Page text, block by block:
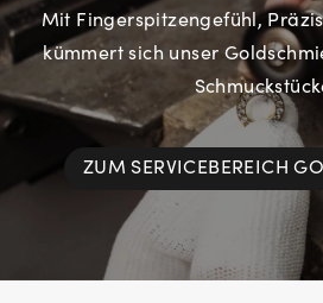
Mit Fingerspitzengefühl,
kümmert sich unser
ZUM SERVICEBEREICH